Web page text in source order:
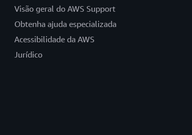
Visão geral do AWS Support
Obtenha ajuda especializada
Acessibilidade da AWS
Jurídico